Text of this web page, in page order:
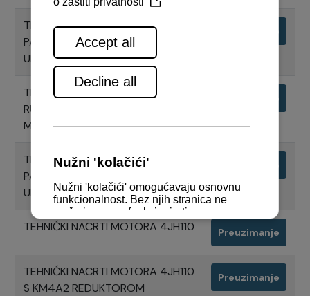
TEHNIČKI NACRTI START STOP
PANELA KONTROLNOG SUSTAVA
UPRAVLJANJA
TEHNIČKI NACRTI KOMANDNE
RUČICE PRILIKOM UGRADNJE 2
MOTORA
TEHNIČKI NACRTI BACK UP
PANELA KONTROLNOG SUSTAVA
UPRAVLJANJA
TEHNIČKI NACRTI MOTORA 4JH110 Preuzimanje
TEHNIČKI NACRTI MOTORA 4JH110
S KM4A2 REDUKTOROM
Preuzimanje